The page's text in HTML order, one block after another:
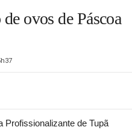
ovos de Páscoa
Profissionalizante de Tupã